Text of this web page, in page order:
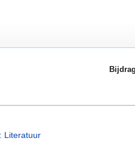
Literatuur